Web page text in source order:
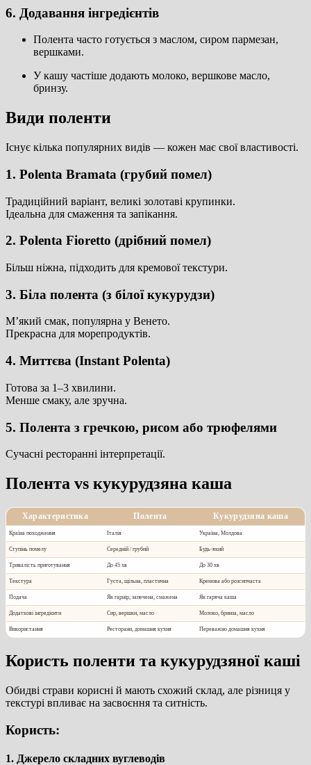
6. Додавання інгредієнтів
Полента часто готується з маслом, сиром пармезан,
вершками.
У кашу частіше додають молоко, вершкове масло,
бринзу.
Види поленти
Існує кілька популярних видів — кожен має свої властивості.
1. Polenta Bramata (грубий помел)
Традиційний варіант, великі золотаві крупинки.
Ідеальна для смаження та запікання.
2. Polenta Fioretto (дрібний помел)
Більш ніжна, підходить для кремової текстури.
3. Біла полента (з білої кукурудзи)
М’який смак, популярна у Венето.
Прекрасна для морепродуктів.
4. Миттєва (Instant Polenta)
Готова за 1–3 хвилини.
Менше смаку, але зручна.
5. Полента з гречкою, рисом або трюфелями
Сучасні ресторанні інтерпретації.
Полента vs кукурудзяна каша
Характеристика Полента Кукурудзяна каша
Країна походження Італія Україна, Молдова
Ступінь помелу Середній / грубий Будь-який
Тривалість приготування До 45 хв До 30 хв
Текстура Густа, щільна, пластична Кремова або розсипчаста
Подача Як гарнір, запечена, смажена Як гаряча каша
Додаткові інгредієнти Сир, вершки, масло Молоко, бринза, масло
Використання Ресторани, домашня кухня Переважно домашня кухня
Користь поленти та кукурудзяної каші
Обидві страви корисні й мають схожий склад, але різниця у
текстурі впливає на засвоєння та ситність.
Користь:
1. Джерело складних вуглеводів